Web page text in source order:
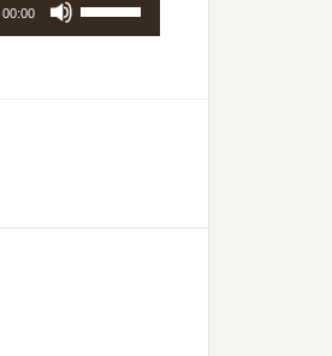
00:00
hangerő
illetőleg